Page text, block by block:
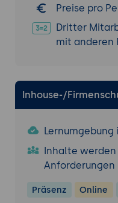
Digital Analytics
Marketing
Auswahl und
Definition von
Interpretation
Rechtliche
digitalen Marketing
Preise pro
Dritter
mit anderen
Inhouse-/
Lernumgebung
Inhalte
Anforderungen
Präsenz Online